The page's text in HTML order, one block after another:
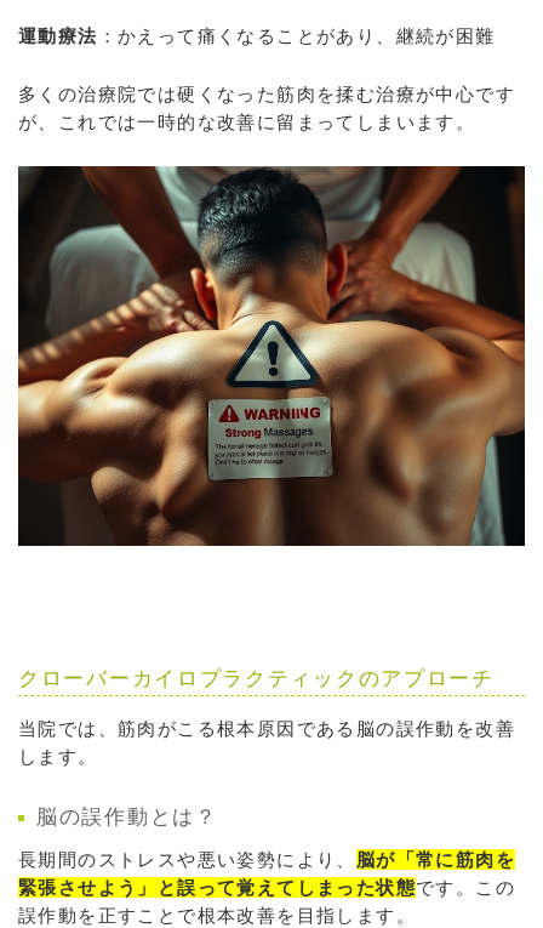
運動療法 ：かえって痛くなることがあり、継続が困難
多くの治療院では硬くなった筋肉を揉む治療が中心です
が、これでは一時的な改善に留まってしまいます。
クローバーカイロプラクティックのアプローチ
当院では、筋肉がこる根本原因である脳の誤作動を改善
します。
脳の誤作動とは？
長期間のストレスや悪い姿勢により、 脳が「常に筋肉を
緊張させよう」と誤って覚えてしまった状態です。この
誤作動を正すことで根本改善を目指します。